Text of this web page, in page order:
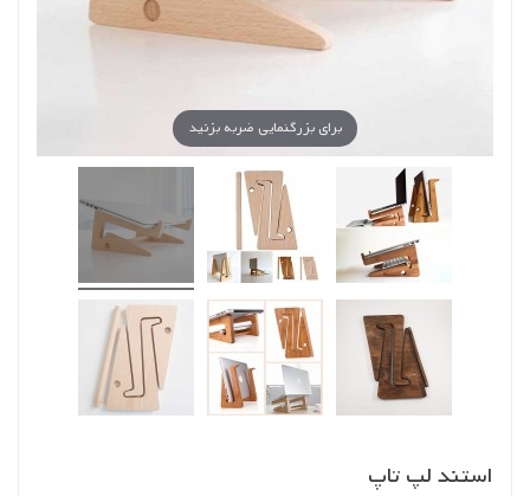
برای بزرگنمایی ضربه بزنید
استند لپ تاپ